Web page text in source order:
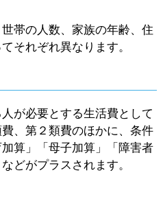
帯の人数、家族の年齢、住
それぞれ異なります。
が必要とする生活費として
、第２類費のほかに、条件
算」「母子加算」「障害者
どがプラスされます。